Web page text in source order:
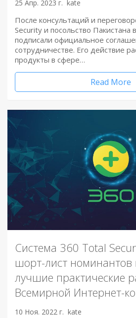
25 Апр. 2023 г. kate
После консультаций и
Security и посольство Пакистана
подписали официальное
сотрудничестве. Его действие
продукты в сфере…
Read More
Система 360 Total
шорт-лист номинантов
лучшие практические
Всемирной Интернет-
10 Ноя. 2022 г. kate